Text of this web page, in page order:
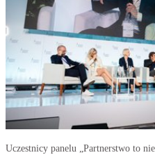
Uczestnicy panelu „Partnerstwo to